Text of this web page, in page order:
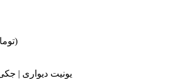
(+0 تومان ارزش افزوده)